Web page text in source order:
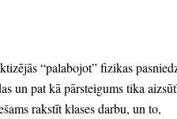
“palabojot”fizikas
un pat kā pārsteigums tika
rakstīt klases darbu, un to,